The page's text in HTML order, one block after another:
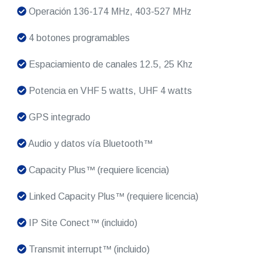
Operación 136-174 MHz, 403-527 MHz
4 botones programables
Espaciamiento de canales 12.5, 25 Khz
Potencia en VHF 5 watts, UHF 4 watts
GPS integrado
Audio y datos vía Bluetooth™
Capacity Plus™ (requiere licencia)
Linked Capacity Plus™ (requiere licencia)
IP Site Conect™ (incluido)
Transmit interrupt™ (incluido)